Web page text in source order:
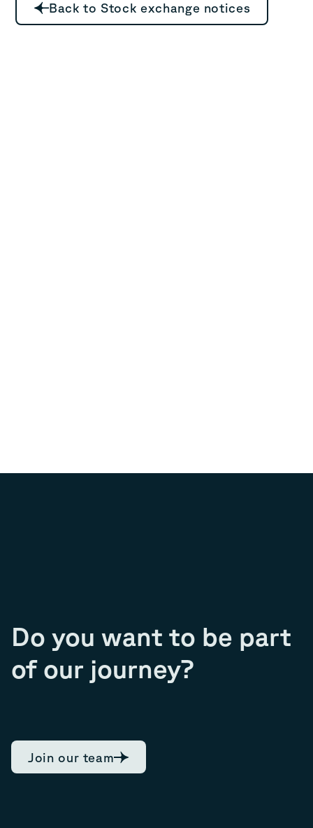
Back to Stock exchange notices
Do you want to be part
of our journey?
Join our team